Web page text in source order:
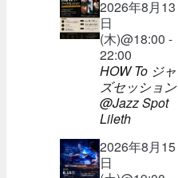
2026年8月13
日
(木)@18:00 -
22:00
HOW To ジャ
ズセッション
@Jazz Spot
Lileth
2026年8月15
日